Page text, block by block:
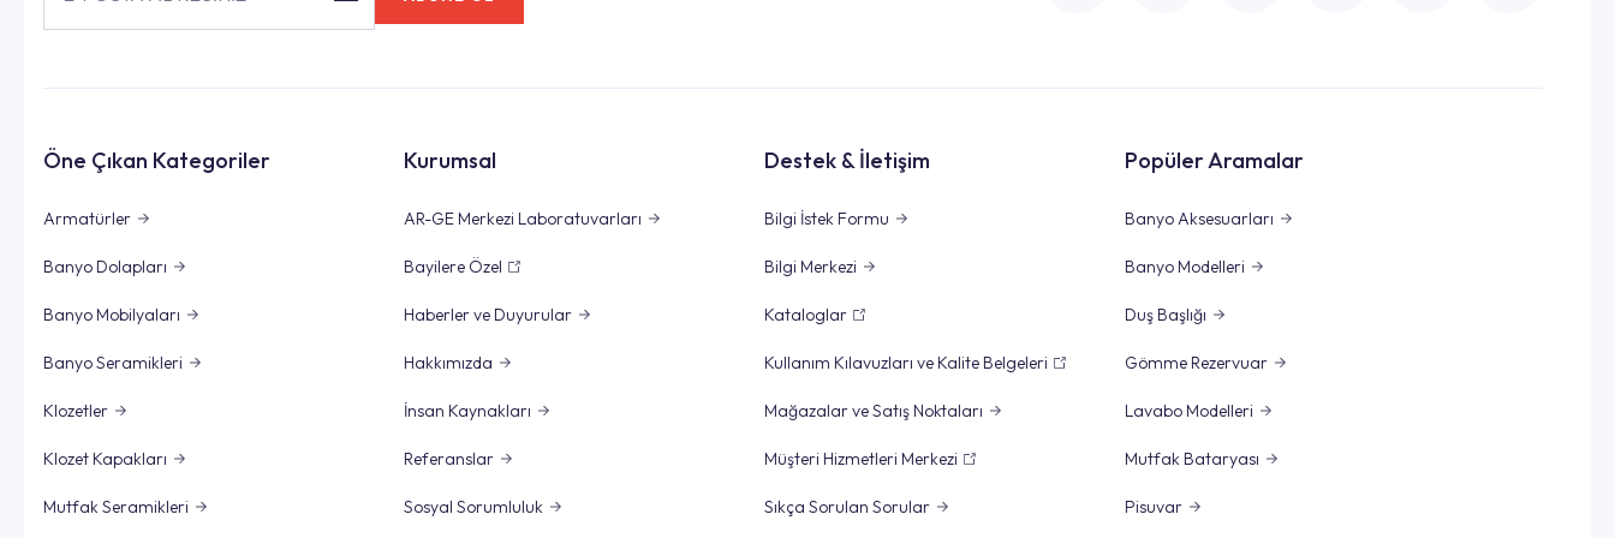
Öne Çıkan Kategoriler
Armatürler
Banyo Dolapları
Banyo Mobilyaları
Banyo Seramikleri
Klozetler
Klozet Kapakları
Mutfak Seramikleri
Kurumsal
AR-GE Merkezi Laboratuvarları
Bayilere Özel
Haberler ve Duyurular
Hakkımızda
İnsan Kaynakları
Referanslar
Sosyal Sorumluluk
Destek & İletişim
Bilgi İstek Formu
Bilgi Merkezi
Kataloglar
Kullanım Kılavuzları ve Kalite Belgeleri
Mağazalar ve Satış Noktaları
Müşteri Hizmetleri Merkezi
Sıkça Sorulan Sorular
Popüler Aramalar
Banyo Aksesuarları
Banyo Modelleri
Duş Başlığı
Gömme Rezervuar
Lavabo Modelleri
Mutfak Bataryası
Pisuvar